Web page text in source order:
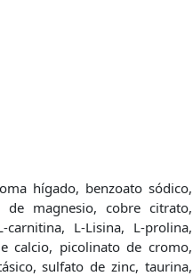
hígado, benzoato sódico,
de magnesio, cobre citrato,
L-Lisina, L-prolina,
calcio, picolinato de cromo,
sulfato de zinc, taurina,